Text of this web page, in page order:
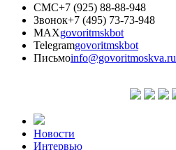
СМС+7 (925) 88-88-948
Звонок+7 (495) 73-73-948
MAXgovoritmskbot
Telegramgovoritmskbot
Письмоinfo@govoritmoskva.ru
Новости
Интервью